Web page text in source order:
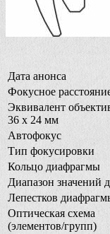
Дата анонса
Фокусное
Эквивалент
36 х 24 мм
Автофокус
Тип фокусировки
Кольцо диафрагмы
Диапазон значений
Лепестков
Оптическая схема
(элементов/групп)